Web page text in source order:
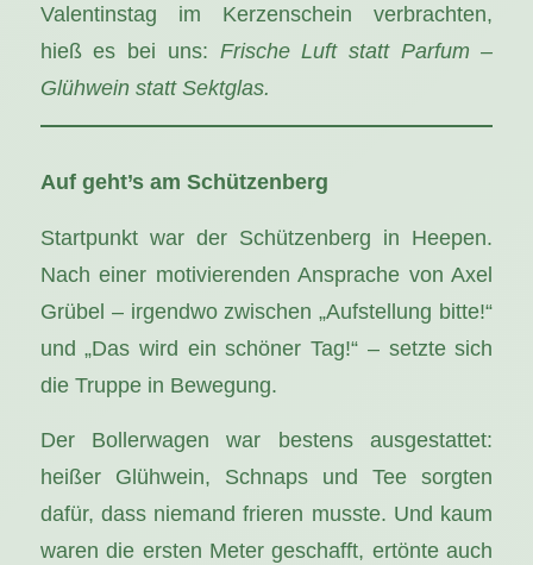
Valentinstag im Kerzenschein verbrachten,
hieß es bei uns: Frische Luft statt Parfum –
Glühwein statt Sektglas.
Auf geht’s am Schützenberg
Startpunkt war der Schützenberg in Heepen.
Nach einer motivierenden Ansprache von Axel
Grübel – irgendwo zwischen „Aufstellung bitte!“
und „Das wird ein schöner Tag!“ – setzte sich
die Truppe in Bewegung.
Der Bollerwagen war bestens ausgestattet:
heißer Glühwein, Schnaps und Tee sorgten
dafür, dass niemand frieren musste. Und kaum
waren die ersten Meter geschafft, ertönte auch